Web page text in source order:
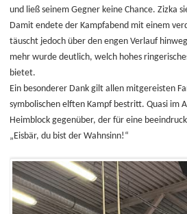
und ließ seinem Gegner keine Chance. Zizka
Damit endete der Kampfabend mit einem
täuscht jedoch über den engen Verlauf
mehr wurde deutlich, welch hohes
bietet.
Ein besonderer Dank gilt allen mitgereisten
symbolischen elften Kampf bestritt. Quasi im
Heimblock gegenüber, der für eine
„Eisbär, du bist der Wahnsinn!“